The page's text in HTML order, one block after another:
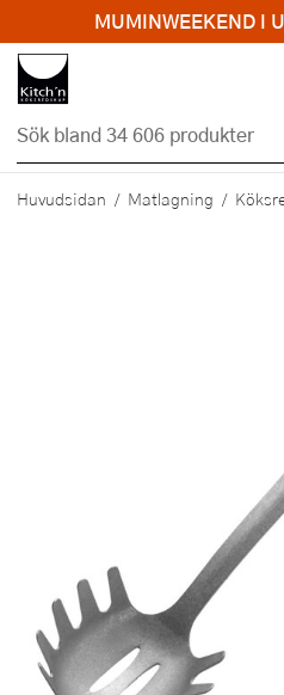
Hopp till huvudinnehållet
Huvudsidan Matlagning
MUMINWEEKEND I